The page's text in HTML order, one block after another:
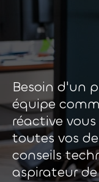
Besoin d'un
équipe
réactive
toutes vos
conseils
aspirateur